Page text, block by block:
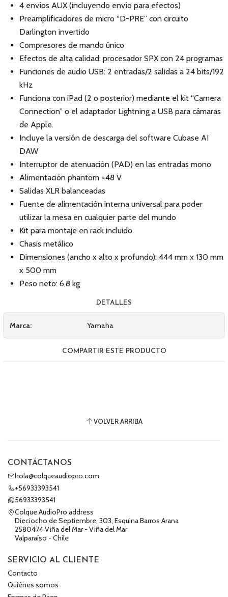
4 envíos AUX (incluyendo envío para efectos)
Preamplificadores de micro “D-PRE” con circuito
Darlington invertido
Compresores de mando único
Efectos de alta calidad: procesador SPX con 24 programas
Funciones de audio USB: 2 entradas/2 salidas a 24 bits/192
kHz
Funciona con iPad (2 o posterior) mediante el kit “Camera
Connection” o el adaptador Lightning a USB para cámaras
de Apple.
Incluye la versión de descarga del software Cubase AI
DAW
Interruptor de atenuación (PAD) en las entradas mono
Alimentación phantom +48 V
Salidas XLR balanceadas
Fuente de alimentación interna universal para poder
utilizar la mesa en cualquier parte del mundo
Kit para montaje en rack incluido
Chasis metálico
Dimensiones (ancho x alto x profundo): 444 mm x 130 mm
x 500 mm
Peso neto: 6,8 kg
DETALLES
Marca: Yamaha
COMPARTIR ESTE PRODUCTO
VOLVER ARRIBA
CONTÁCTANOS
hola@colqueaudiopro.com
+56933393541
56933393541
Colque AudioPro address
Dieciocho de Septiembre, 303, Esquina Barros Arana
2580474 Viña del Mar - Viña del Mar
Valparaíso - Chile
SERVICIO AL CLIENTE
Contacto
Quiénes somos